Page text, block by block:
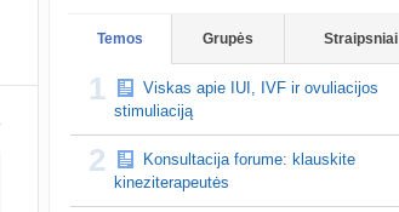
TD testuotojos! (bendra tema)
atnaujintaKarlitele prieš 3 d.
vaiko drabuziai (2)
prieš 3 d.
Privatumo ribos (11)
prieš 3 d.
Temos Grupės Straipsniai
1
Viskas apie IUI, IVF ir ovuliacijos
stimuliaciją
2
Konsultacija forume: klauskite
kineziterapeutės